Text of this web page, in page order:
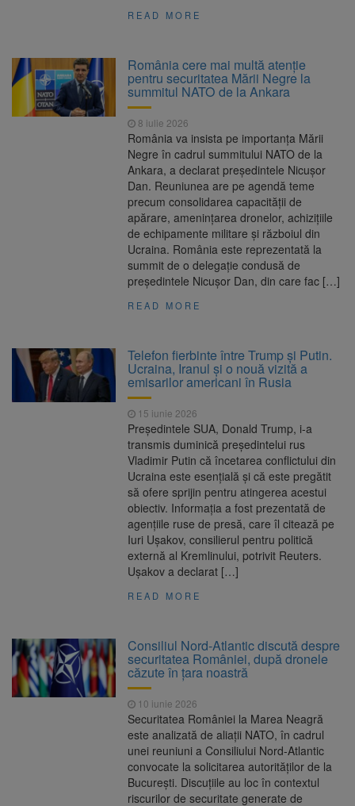
READ MORE
România cere mai multă atenție
pentru securitatea Mării Negre la
summitul NATO de la Ankara
8 iulie 2026
România va insista pe importanța Mării
Negre în cadrul summitului NATO de la
Ankara, a declarat președintele Nicușor
Dan. Reuniunea are pe agendă teme
precum consolidarea capacității de
apărare, amenințarea dronelor, achizițiile
de echipamente militare și războiul din
Ucraina. România este reprezentată la
summit de o delegație condusă de
președintele Nicușor Dan, din care fac […]
READ MORE
Telefon fierbinte între Trump și Putin.
Ucraina, Iranul și o nouă vizită a
emisarilor americani în Rusia
15 iunie 2026
Președintele SUA, Donald Trump, i-a
transmis duminică președintelui rus
Vladimir Putin că încetarea conflictului din
Ucraina este esențială și că este pregătit
să ofere sprijin pentru atingerea acestui
obiectiv. Informația a fost prezentată de
agențiile ruse de presă, care îl citează pe
Iuri Ușakov, consilierul pentru politică
externă al Kremlinului, potrivit Reuters.
Ușakov a declarat […]
READ MORE
Consiliul Nord-Atlantic discută despre
securitatea României, după dronele
căzute în țara noastră
10 iunie 2026
Securitatea României la Marea Neagră
este analizată de aliații NATO, în cadrul
unei reuniuni a Consiliului Nord-Atlantic
convocate la solicitarea autorităților de la
București. Discuțiile au loc în contextul
riscurilor de securitate generate de